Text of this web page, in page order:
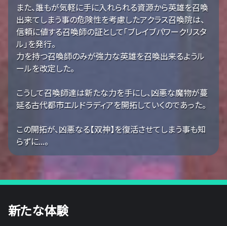
また、誰もが気軽に手に入れられる資源から英雄を召喚
出来てしまう事の危険性を考慮したアクラス召喚院は、
信頼に値する召喚師の証として「ブレイブパワークリスタ
ル」を発行。
力を持つ召喚師のみが強力な英雄を召喚出来るようル
ールを改定した。
こうして召喚師達は新たな力を手にし、凶悪な魔物が蔓
延る古代都市エルドラディアを開拓していくのであった。
この開拓が、凶悪なる【双神】を復活させてしまう事も知
らずに...。
新たな体験